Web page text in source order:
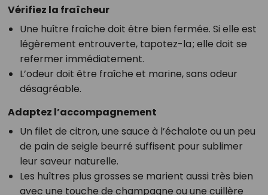
Vérifiez la fraîcheur
Une huître fraîche doit être bien fermée. Si elle est
légèrement entrouverte, tapotez-la ; elle doit se
refermer immédiatement.
L’odeur doit être fraîche et marine, sans odeur
désagréable.
Adaptez l’accompagnement
Un filet de citron, une sauce à l’échalote ou un peu
de pain de seigle beurré suffisent pour sublimer
leur saveur naturelle.
Les huîtres plus grosses se marient aussi très bien
avec une touche de champagne ou une cuillère